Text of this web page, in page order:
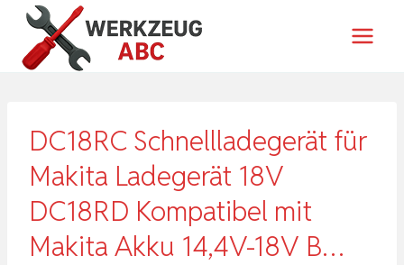
Zum
Inhalt
springen
DC18RC Schnellladegerät für
Makita Ladegerät 18V
DC18RD Kompatibel mit
Makita Akku 14,4V-18V B…